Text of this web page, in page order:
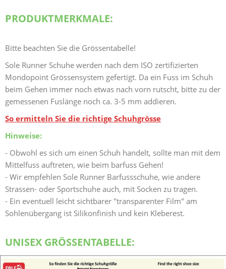
PRODUKTMERKMALE:
Bitte beachten Sie die Grössentabelle!
Sole Runner Schuhe werden nach dem ISO zertifizierten
Mondopoint Grössensystem gefertigt. Da ein Fuss im Schuh
beim Gehen immer noch etwas nach vorn rutscht, bitte zu der
gemessenen Fuslänge noch ca. 3-5 mm addieren.
So ermitteln Sie die richtige Schuhgrösse
Hinweise:
- Obwohl es sich um einen Schuh handelt, sollte man mit dem
Mittelfuss auftreten, wie beim barfuss Gehen!
- Wir empfehlen Sole Runner Barfussschuhe, wie andere
Strassen- oder Sportschuhe auch, mit Socken zu tragen.
- Ein eventuell leicht sichtbarer "transparenter Film" am
Sohlenübergang ist Silikonfinish und kein Kleberest.
UNISEX GRÖSSENTABELLE: